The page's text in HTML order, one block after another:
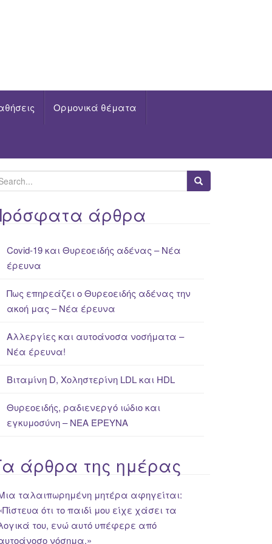
Ορμονικά θέματα
άρθρα
Covid-19 και Θυρεοειδής αδένας – Νέα
έρευνα
Πως επηρεάζει ο Θυρεοειδής αδένας την
ακοή μας – Νέα έρευνα
Αλλεργίες και αυτοάνοσα νοσήματα –
Νέα έρευνα!
Βιταμίνη D, Χοληστερίνη LDL και HDL
Θυρεοειδής, ραδιενεργό ιώδιο και
εγκυμοσύνη – ΝΕΑ ΈΡΕΥΝΑ
άρθρα της ημέρας
ταλαιπωρημένη μητέρα αφηγείται:
ότι το παιδί μου είχε χάσει τα
του, ενώ αυτό υπέφερε από
νόσημα.»